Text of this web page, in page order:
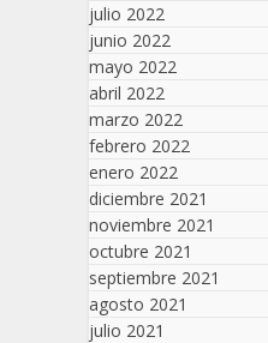
julio 2022
junio 2022
mayo 2022
abril 2022
marzo 2022
febrero 2022
enero 2022
diciembre 2021
noviembre 2021
octubre 2021
septiembre 2021
agosto 2021
julio 2021